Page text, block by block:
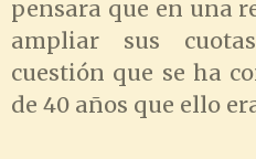
pensara que en una
ampliar sus
cuestión que se ha
de 40 años que ello